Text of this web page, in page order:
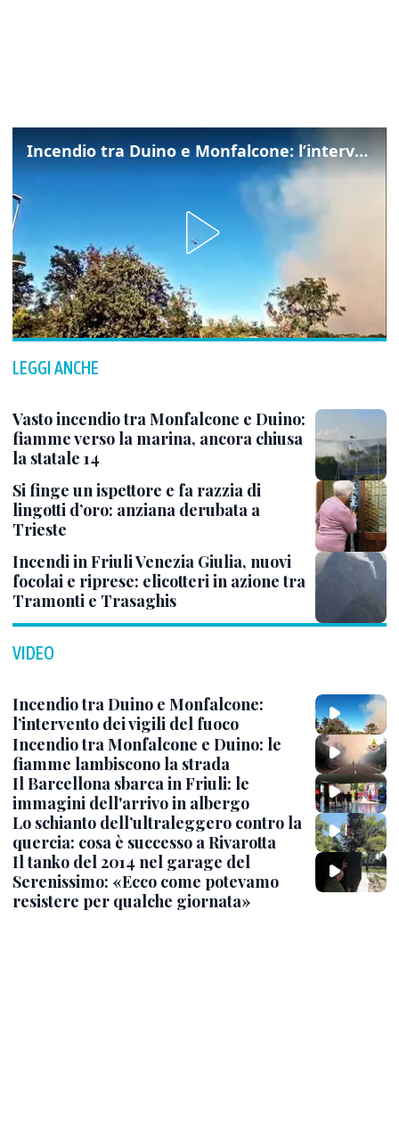
Incendio tra Duino e Monfalcone: l’intervento dei vigili del fuoco
LEGGI ANCHE
Vasto incendio tra Monfalcone e Duino:
fiamme verso la marina, ancora chiusa
la statale 14
Si finge un ispettore e fa razzia di
lingotti d’oro: anziana derubata a
Trieste
Incendi in Friuli Venezia Giulia, nuovi
focolai e riprese: elicotteri in azione tra
Tramonti e Trasaghis
VIDEO
Incendio tra Duino e Monfalcone:
l’intervento dei vigili del fuoco
Incendio tra Monfalcone e Duino: le
fiamme lambiscono la strada
Il Barcellona sbarca in Friuli: le
immagini dell'arrivo in albergo
Lo schianto dell’ultraleggero contro la
quercia: cosa è successo a Rivarotta
Il tanko del 2014 nel garage del
Serenissimo: «Ecco come potevamo
resistere per qualche giornata»